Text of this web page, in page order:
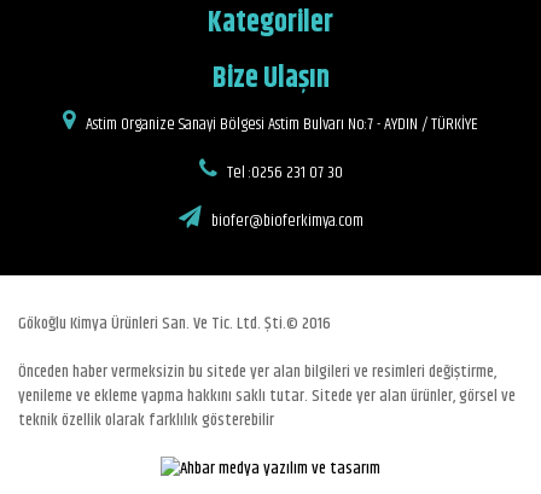
Kategoriler
Bize Ulaşın
Astim Organize Sanayi Bölgesi Astim Bulvarı No:7 - AYDIN / TÜRKİYE
Tel :0256 231 07 30
biofer@bioferkimya.com
Gökoğlu Kimya Ürünleri San. Ve Tic. Ltd. Şti.© 2016
Önceden haber vermeksizin bu sitede yer alan bilgileri ve resimleri değiştirme,
yenileme ve ekleme yapma hakkını saklı tutar. Sitede yer alan ürünler, görsel ve
teknik özellik olarak farklılık gösterebilir